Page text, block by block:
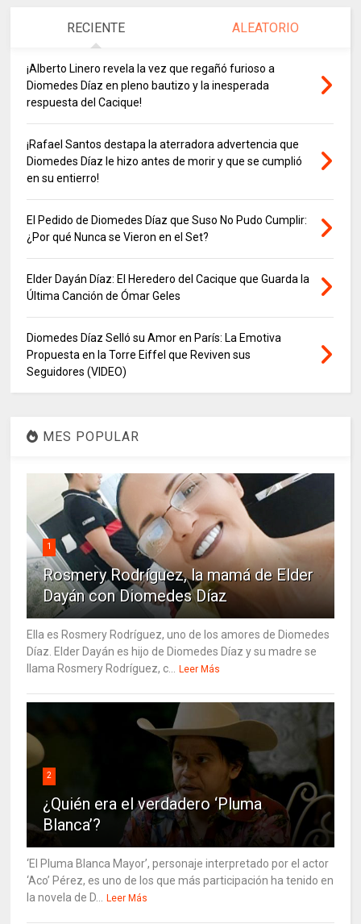
RECIENTE ALEATORIO
¡Alberto Linero revela la vez que regañó furioso a
Diomedes Díaz en pleno bautizo y la inesperada
respuesta del Cacique!
¡Rafael Santos destapa la aterradora advertencia que
Diomedes Díaz le hizo antes de morir y que se cumplió
en su entierro!
El Pedido de Diomedes Díaz que Suso No Pudo Cumplir:
¿Por qué Nunca se Vieron en el Set?
Elder Dayán Díaz: El Heredero del Cacique que Guarda la
Última Canción de Ómar Geles
Diomedes Díaz Selló su Amor en París: La Emotiva
Propuesta en la Torre Eiffel que Reviven sus
Seguidores (VIDEO)
MES POPULAR
1
Rosmery Rodríguez, la mamá de Elder
Dayán con Diomedes Díaz
Ella es Rosmery Rodríguez, uno de los amores de Diomedes
Díaz. Elder Dayán es hijo de Diomedes Díaz y su madre se
llama Rosmery Rodríguez, c... Leer Más
2
¿Quién era el verdadero ‘Pluma
Blanca’?
‘El Pluma Blanca Mayor’, personaje interpretado por el actor
‘Aco’ Pérez, es uno de los que más participación ha tenido en
la novela de D... Leer Más